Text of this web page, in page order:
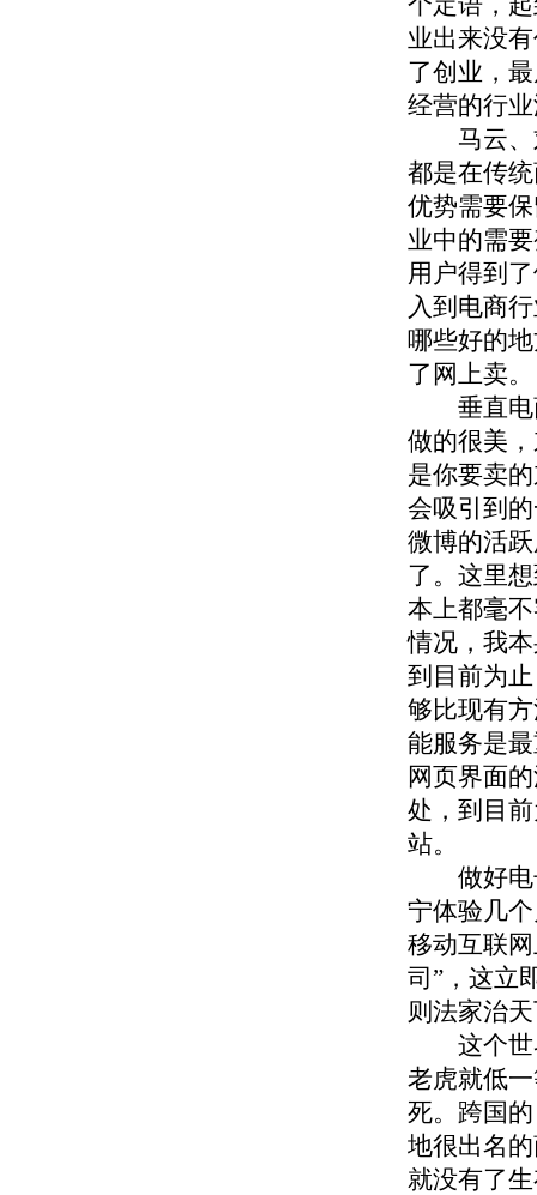
业出来没
了创业，
经营的行
马云、刘
都是在传
优势需要
业中的需
用户得到
入到电商
哪些好的
了网上卖。
垂直电商
做的很美
是你要卖
会吸引到
微博的活
了。这里
本上都毫
情况，我
到目前为
够比现有
能服务是
网页界面
处，到目
站。
做好电子
宁体验几
移动互联
司”，这立
则法家治
这个世界
老虎就低
死。跨国
地很出名
就没有了